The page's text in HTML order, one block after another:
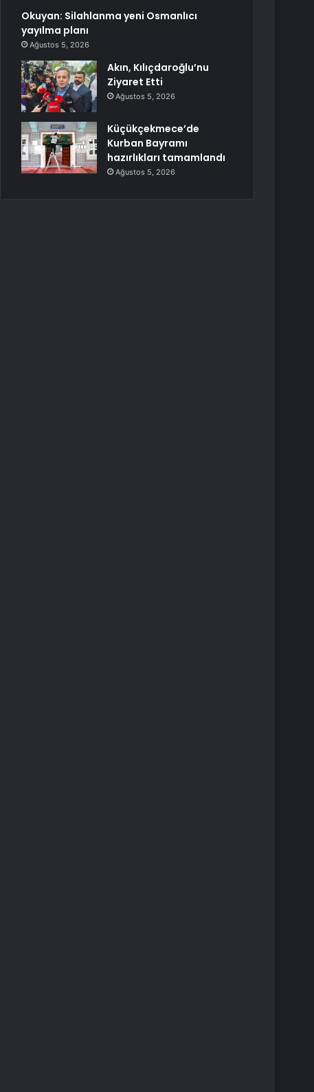
Okuyan: Silahlanma yeni Osmanlıcı
yayılma planı
Ağustos 5, 2026
Akın, Kılıçdaroğlu’nu
Ziyaret Etti
Ağustos 5, 2026
Küçükçekmece’de
Kurban Bayramı
hazırlıkları tamamlandı
Ağustos 5, 2026